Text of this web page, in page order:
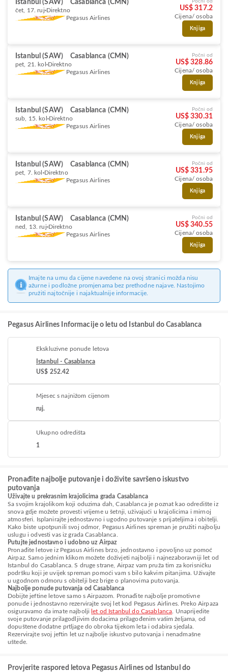
Istanbul (SAW) Casablanca (CMN)
čet, 17. ruj Direktno
Pegasus Airlines
Počni od
US$ 317.2
Cijena/ osoba
Knjiga
Istanbul (SAW) Casablanca (CMN)
pet, 21. kol Direktno
Pegasus Airlines
Počni od
US$ 328.86
Cijena/ osoba
Knjiga
Istanbul (SAW) Casablanca (CMN)
sub, 15. kol Direktno
Pegasus Airlines
Počni od
US$ 330.31
Cijena/ osoba
Knjiga
Istanbul (SAW) Casablanca (CMN)
pet, 7. kol Direktno
Pegasus Airlines
Počni od
US$ 331.95
Cijena/ osoba
Knjiga
Istanbul (SAW) Casablanca (CMN)
ned, 13. ruj Direktno
Pegasus Airlines
Počni od
US$ 340.55
Cijena/ osoba
Knjiga
Imajte na umu da cijene navedene na ovoj stranici možda nisu
ažurne i podložne promjenama bez prethodne najave. Nastojimo
pružiti najtočnije i najaktualnije informacije.
Pegasus Airlines Informacije o letu od Istanbul do Casablanca
Ekskluzivne ponude letova
Istanbul - Casablanca
US$ 252.42
Mjesec s najnižom cijenom
ruj.
Ukupno odredišta
1
Pronađite najbolje putovanje i doživite savršeno iskustvo
putovanja
Uživajte u prekrasnim krajolicima grada Casablanca
Sa svojim krajolikom koji oduzima dah, Casablanca je poznat kao odredište iz
snova gdje možete provesti vrijeme u šetnji, uživajući u krajolicima i mirnoj
atmosferi. Isplanirajte jednostavno i ugodno putovanje s prijateljima i obitelji.
Kako biste upotpunili svoj odmor, Pegasus Airlines spreman je pružiti najbolju
uslugu i odvesti vas iz grada Casablanca.
Putujte jednostavno i udobno uz Airpaz
Pronađite letove iz Pegasus Airlines brzo, jednostavno i povoljno uz pomoć
Airpaz. Samo jednim klikom možete doživjeti najbolji i najnezaboravniji let od
Istanbul do Casablanca. S druge strane, Airpaz vam pruža tim za korisničku
podršku koji je uvijek spreman pomoći vam s bilo kakvim pitanjima. Uživajte
u ugodnom odmoru s obitelji bez brige o planovima putovanja.
Najbolje ponude putovanja od Casablanca
Dobijte jeftine letove samo s Airpazom. Pronađite najbolje promotivne
ponude i jednostavno rezervirajte svoj let kod Pegasus Airlines. Preko Airpaza
osiguravamo da imate najbolji let od Istanbul do Casablanca . Unaprijedite
svoje putovanje prilagodljivim dodacima prilagođenim vašim željama, od
dopuštene dodatne prtljage do obroka tijekom leta i odabira sjedala.
Rezervirajte svoj jeftin let uz najbolje iskustvo putovanja i nenadmašne
uštede.
Provjerite raspored letova Pegasus Airlines od Istanbul do